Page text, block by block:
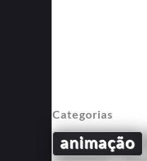
Categorias
animação